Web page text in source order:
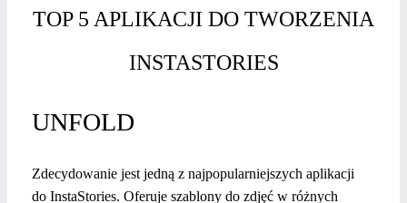
TOP 5 APLIKACJI DO TWORZENIA
INSTASTORIES
UNFOLD
Zdecydowanie jest jedną z najpopularniejszych aplikacji
do InstaStories. Oferuje szablony do zdjęć w różnych